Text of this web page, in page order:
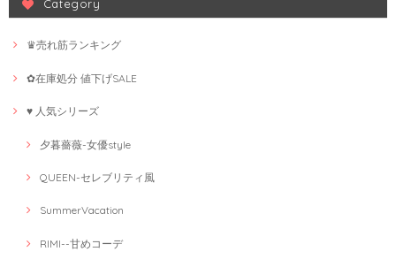
Category
♛売れ筋ランキング
✿在庫処分 値下げSALE
♥ 人気シリーズ
夕暮薔薇-女優style
QUEEN-セレブリティ風
SummerVacation
RIMI--甘めコーデ